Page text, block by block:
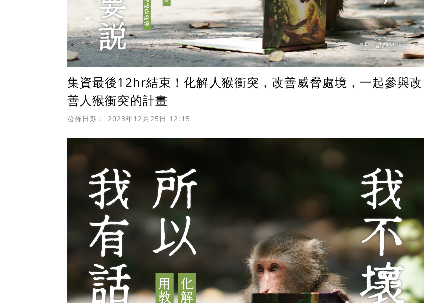
集資最後12hr結束！化解人猴衝突，改善威脅處境，一起參與改
善人猴衝突的計畫
發佈日期： 2023年12月25日 12:15